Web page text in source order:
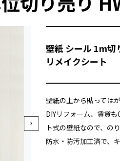
壁紙 シール 1m
リメイクシート
壁紙の上から貼っては
DIYリフォーム、賃貸
ト式の壁紙なので、の
防水・防汚加工済で、